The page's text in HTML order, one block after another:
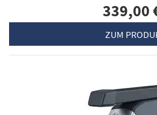
339,00
ZUM